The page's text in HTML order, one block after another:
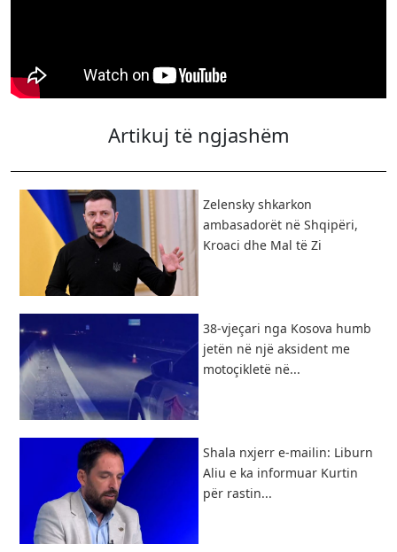
Artikuj të ngjashëm
Zelensky shkarkon
ambasadorët në Shqipëri,
Kroaci dhe Mal të Zi
38-vjeçari nga Kosova humb
jetën në një aksident me
motoçikletë në...
Shala nxjerr e-mailin: Liburn
Aliu e ka informuar Kurtin
për rastin...